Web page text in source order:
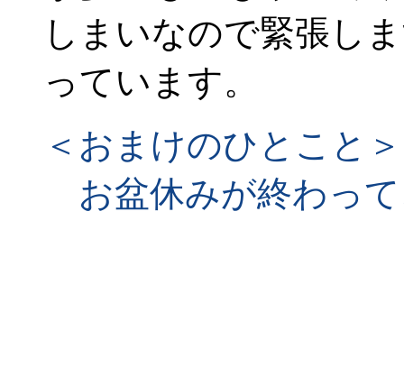
しまいなので緊張し
っています。
＜おまけのひとこと＞
お盆休みが終わっ